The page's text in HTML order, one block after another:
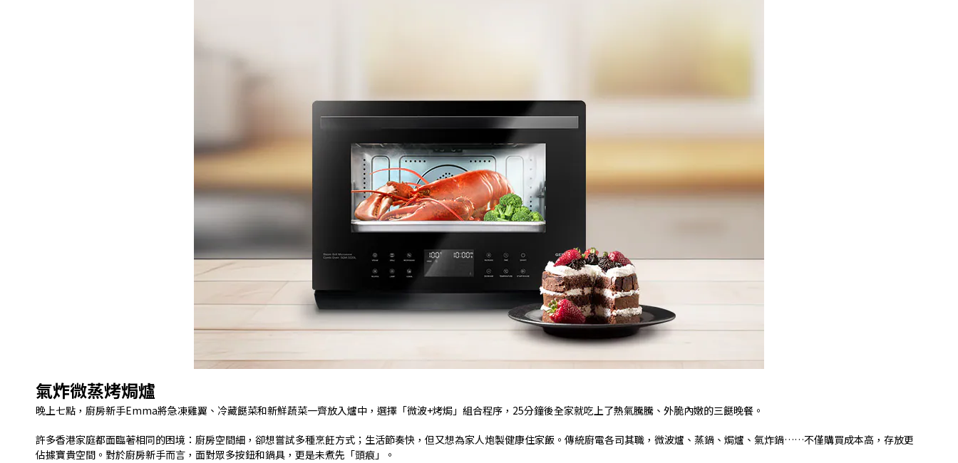
氣炸微蒸烤焗爐
晚上七點，廚房新手Emma將急凍雞翼、冷藏餸菜和新鮮蔬菜一齊放入爐中，選擇「微波+烤焗」組合程序， 25分鐘後全家就吃上了熱氣騰騰、外脆內嫩的三餸晚餐。
許多香港家庭都面臨著相同的困境：廚房空間細，卻想嘗試多種烹飪方式；生活節奏快，但又想為家人炮製健康住家飯。傳統廚電各司其職，微波爐、蒸鍋、焗爐、氣炸鍋……不僅購買成本高，存放更
佔據寶貴空間。對於廚房新手而言，面對眾多按鈕和鍋具，更是未煮先「頭痕」。